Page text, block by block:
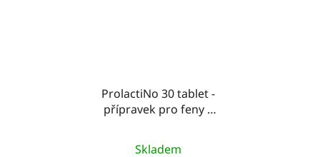
ProlactiNo 30 tablet -
přípravek pro feny s
březosti
Skladem